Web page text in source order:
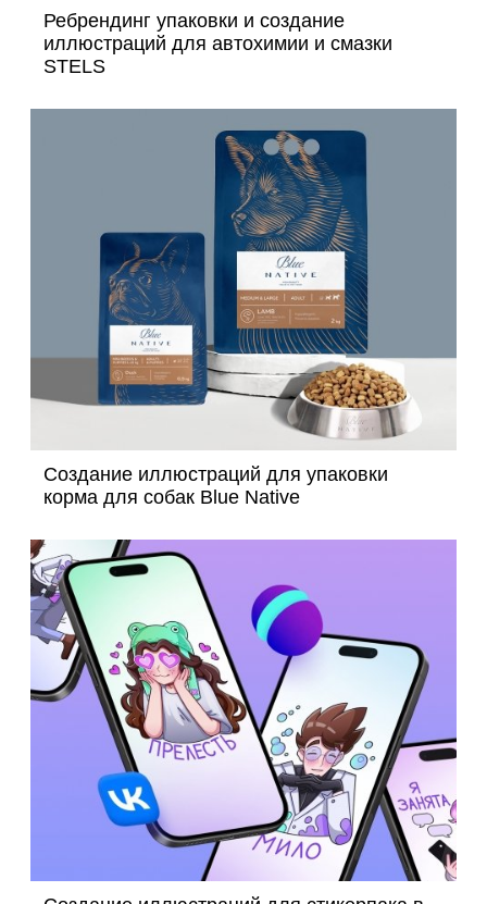
Ребрендинг упаковки и создание
иллюстраций для автохимии и смазки
STELS
Создание иллюстраций для упаковки
корма для собак Blue Native